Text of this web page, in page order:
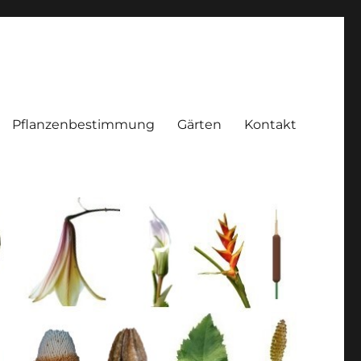
Pflanzenbestimmung Gärten Kontakt